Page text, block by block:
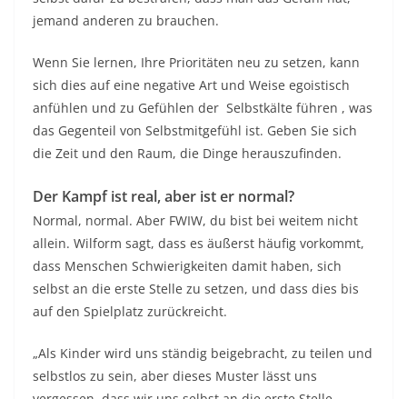
jemand anderen zu brauchen.
Wenn Sie lernen, Ihre Prioritäten neu zu setzen, kann
sich dies auf eine negative Art und Weise egoistisch
anfühlen und zu Gefühlen der Selbstkälte führen , was
das Gegenteil von Selbstmitgefühl ist. Geben Sie sich
die Zeit und den Raum, die Dinge herauszufinden.
Der Kampf ist real, aber ist er normal?
Normal, normal. Aber FWIW, du bist bei weitem nicht
allein. Wilform sagt, dass es äußerst häufig vorkommt,
dass Menschen Schwierigkeiten damit haben, sich
selbst an die erste Stelle zu setzen, und dass dies bis
auf den Spielplatz zurückreicht.
„Als Kinder wird uns ständig beigebracht, zu teilen und
selbstlos zu sein, aber dieses Muster lässt uns